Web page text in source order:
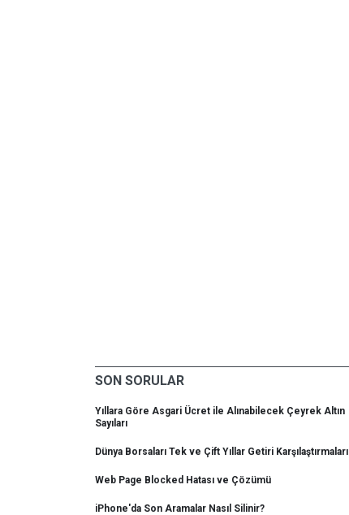
SON SORULAR
Yıllara Göre Asgari Ücret ile Alınabilecek Çeyrek Altın
Sayıları
Dünya Borsaları Tek ve Çift Yıllar Getiri Karşılaştırmaları
Web Page Blocked Hatası ve Çözümü
iPhone'da Son Aramalar Nasıl Silinir?